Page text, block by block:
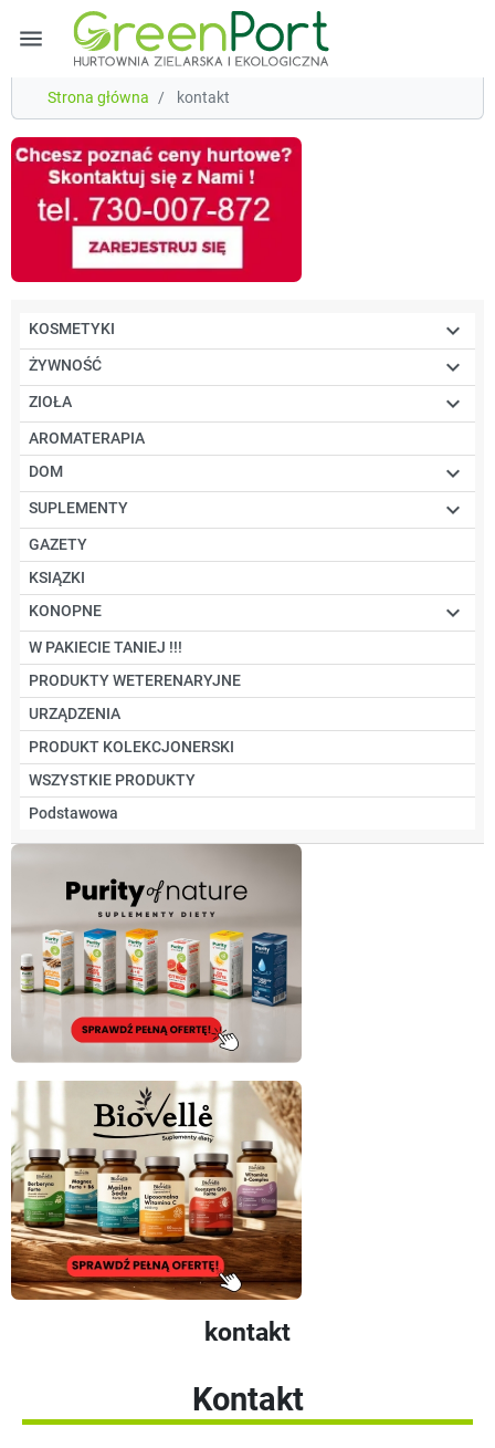
menu
Strona główna kontakt
KOSMETYKI 
ŻYWNOŚĆ 
ZIOŁA 
AROMATERAPIA
DOM

SUPLEMENTY 
GAZETY
KSIĄZKI
KONOPNE

W PAKIECIE TANIEJ !!!
PRODUKTY WETERENARYJNE
URZĄDZENIA
PRODUKT KOLEKCJONERSKI
WSZYSTKIE PRODUKTY
Podstawowa
kontakt
Kontakt